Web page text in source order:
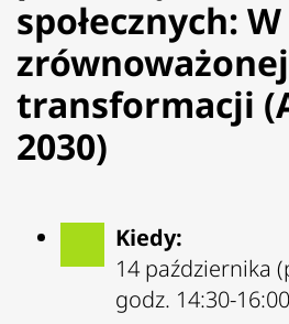
społecznych:
zrównoważonej
transformacji
2030)
Kiedy:
14 października
godz. 14:30-16:00